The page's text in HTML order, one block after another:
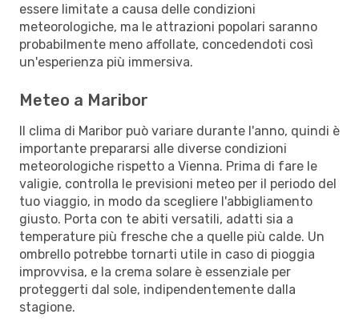
essere limitate a causa delle condizioni
meteorologiche, ma le attrazioni popolari saranno
probabilmente meno affollate, concedendoti così
un'esperienza più immersiva.
Meteo a Maribor
Il clima di Maribor può variare durante l'anno, quindi è
importante prepararsi alle diverse condizioni
meteorologiche rispetto a Vienna. Prima di fare le
valigie, controlla le previsioni meteo per il periodo del
tuo viaggio, in modo da scegliere l'abbigliamento
giusto. Porta con te abiti versatili, adatti sia a
temperature più fresche che a quelle più calde. Un
ombrello potrebbe tornarti utile in caso di pioggia
improvvisa, e la crema solare è essenziale per
proteggerti dal sole, indipendentemente dalla
stagione.